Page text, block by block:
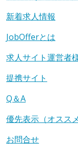
新着求人情報
JobOfferとは
求人サイト運営者
提携サイト
Q＆A
優先表示（オスス
お問合せ